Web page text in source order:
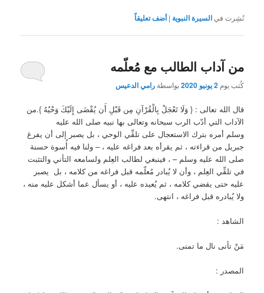
نُشِرت في السيرة النبوية |أضف تعليقاً
من آداب الطالب مع مُعلّمه
كُتب يوم2 يونيو 2020 بواسطةرامي الدعيس
قال الله تعالى : { وَلَا تَعْجَلْ بِالْقُرْآنِ مِن قَبْلِ أَن يُقْضَى إِلَيْكَ وَحْيُهُ }.من
الآداب التي أدّب الرب سبحانه وتعالى بها نبيه صلى الله عليه
وسلم أمره بترك الاستعجال على تلقِّي الوحي ، بل يصبر إلى أن يفرغ
جبريل من قراءته ، ثم يقرأه بعد فراغه عليه ، – ولنا فيه أُسوة حسنة
صلى الله عليه وسلم – ، فينبغي لطالب العِلم ولسامعه التأني والتثبت
في تلقِّي العِلم ، وأن لا يُبادر مُعلّمه قبل فراغه من كلامه ، بل يصبر
عليه حتى يقضي كلامه ، ثم يُعيده عليه ، أو يسأل عما أشكل عليه منه ،
ولا يُبادره قبل فراغه ، انتهى.
الشاهد :
مَنْ تأنى نال ما تمنى.
المصدر :